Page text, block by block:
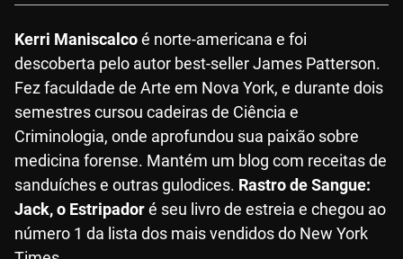
Kerri Maniscalcoé norte-americana e foi
descoberta pelo autor best-seller James Patterson.
Fez faculdade de Arte em Nova York, e durante dois
semestres cursou cadeiras de Ciência e
Criminologia, onde aprofundou sua paixão sobre
medicina forense. Mantém um blog com receitas de
sanduíches e outras gulodices. Rastro de Sangue:
Jack, o Estripadoré seu livro de estreia e chegou ao
número 1 da lista dos mais vendidos do New York